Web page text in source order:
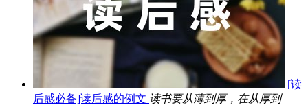
[读
后感必备]读后感的例文 读书要从薄到厚，在从厚到